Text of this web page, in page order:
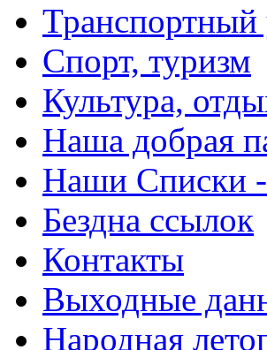
Транспортный
Спорт, туризм
Культура,
Наша добрая
Наши Списки
Бездна ссылок
Контакты
Выходные
Народная